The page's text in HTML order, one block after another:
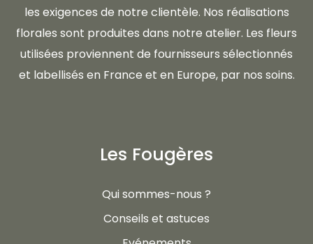
les exigences de notre clientèle. Nos réalisations
florales sont produites dans notre atelier. Les fleurs
utilisées proviennent de fournisseurs sélectionnés
et labellisés en France et en Europe, par nos soins.
Les Fougères
Qui sommes-nous ?
Conseils et astuces